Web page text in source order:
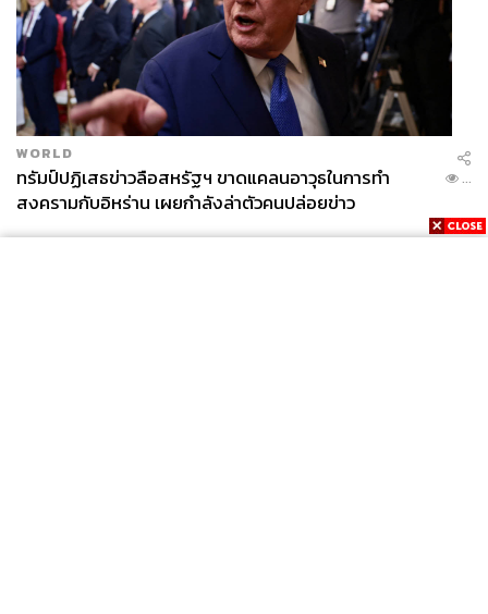
WORLD
ทรัมป์ปฏิเสธข่าวลือสหรัฐฯ ขาดแคลนอาวุธในการทำ
สงครามกับอิหร่าน เผยกำลังล่าตัวคนปล่อยข่าว
...